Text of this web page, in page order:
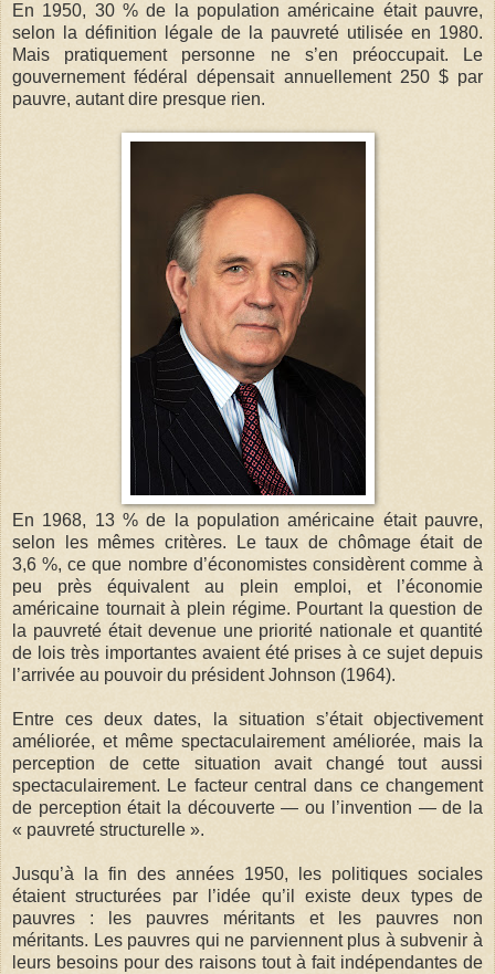
En 1950, 30 % de la population américaine était pauvre,
selon la définition légale de la pauvreté utilisée en 1980.
Mais pratiquement personne ne s’en préoccupait. Le
gouvernement fédéral dépensait annuellement 250 $ par
pauvre, autant dire presque rien.
En 1968, 13 % de la population américaine était pauvre,
selon les mêmes critères. Le taux de chômage était de
3,6 %, ce que nombre d’économistes considèrent comme à
peu près équivalent au plein emploi, et l’économie
américaine tournait à plein régime. Pourtant la question de
la pauvreté était devenue une priorité nationale et quantité
de lois très importantes avaient été prises à ce sujet depuis
l’arrivée au pouvoir du président Johnson (1964).
Entre ces deux dates, la situation s’était objectivement
améliorée, et même spectaculairement améliorée, mais la
perception de cette situation avait changé tout aussi
spectaculairement. Le facteur central dans ce changement
de perception était la découverte — ou l’invention — de la
« pauvreté structurelle ».
Jusqu’à la fin des années 1950, les politiques sociales
étaient structurées par l’idée qu’il existe deux types de
pauvres : les pauvres méritants et les pauvres non
méritants. Les pauvres qui ne parviennent plus à subvenir à
leurs besoins pour des raisons tout à fait indépendantes de